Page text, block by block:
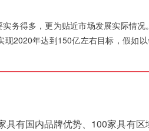
务得多，更为贴近市场发展实际情
2020年达到150亿左右目标，假如
有国内品牌优势、100家具有